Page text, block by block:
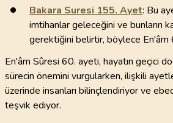
Bakara Suresi 155. Ayet: Bu
imtihanlar geleceğini ve bunların
gerektiğini belirtir, böylece En'âm
En'âm Sûresi 60. ayeti, hayatın geçici
sürecin önemini vurgularken, ilişkili
üzerinde insanları bilinçlendiriyor ve
teşvik ediyor.